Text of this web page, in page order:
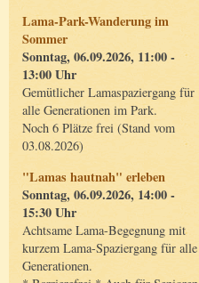
Lama-Park-Wanderung im
Sommer
Sonntag, 06.09.2026, 11:00 -
13:00 Uhr
Gemütlicher Lamaspaziergang für
alle Generationen im Park.
Noch 6 Plätze frei (Stand vom
03.08.2026)
"Lamas hautnah" erleben
Sonntag, 06.09.2026, 14:00 -
15:30 Uhr
Achtsame Lama-Begegnung mit
kurzem Lama-Spaziergang für alle
Generationen.